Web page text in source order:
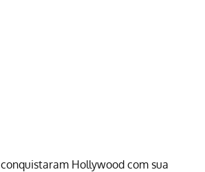
conquistaram Hollywood com sua